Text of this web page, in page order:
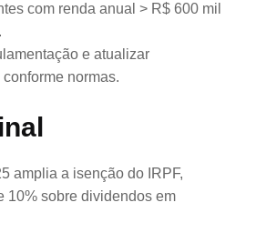
com renda anual > R$ 600 mil
e atualizar
normas.
amplia a isenção do IRPF,
10% sobre dividendos em